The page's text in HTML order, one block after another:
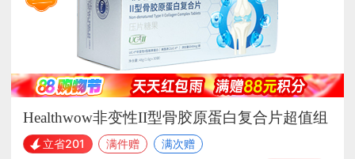
Healthwow非变性II型骨胶原蛋白复合片超值组
立省201 满件赠 满次赠